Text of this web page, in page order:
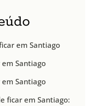
em Santiago
Santiago
Santiago
ficar em Santiago: